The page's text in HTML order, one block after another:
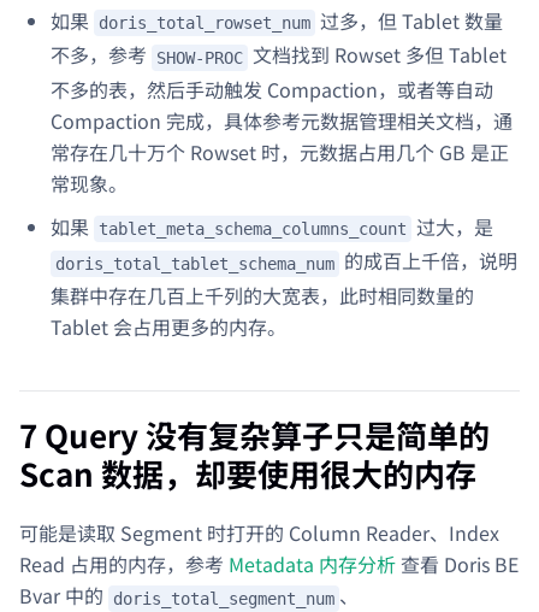
如果
doris_total_rowset_num 过多，但 Tablet 数量
不多，参考
SHOW-PROC 文档找到 Rowset 多但 Tablet
不多的表，然后手动触发 Compaction，或者等自动
Compaction 完成，具体参考元数据管理相关文档，通
常存在几十万个 Rowset 时，元数据占用几个 GB 是正
常现象。
如果 tablet_meta_schema_columns_count 过大，是
doris_total_tablet_schema_num 的成百上千倍，说明
集群中存在几百上千列的大宽表，此时相同数量的
Tablet 会占用更多的内存。
7 Query 没有复杂算子只是简单的
Scan 数据，却要使用很大的内存
可能是读取 Segment 时打开的 Column Reader、Index
Read 占用的内存，参考 Metadata 内存分析查看 Doris BE
Bvar 中的
doris_total_segment_num 、